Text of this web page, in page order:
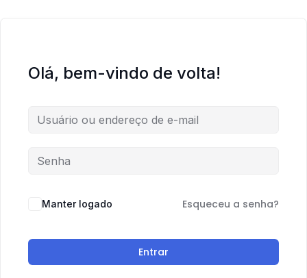
Olá, bem-vindo de volta!
Manter logado Esqueceu a senha?
Entrar